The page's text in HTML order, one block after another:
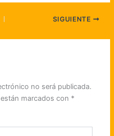
SIGUIENTE
no será publicada.
marcados con *